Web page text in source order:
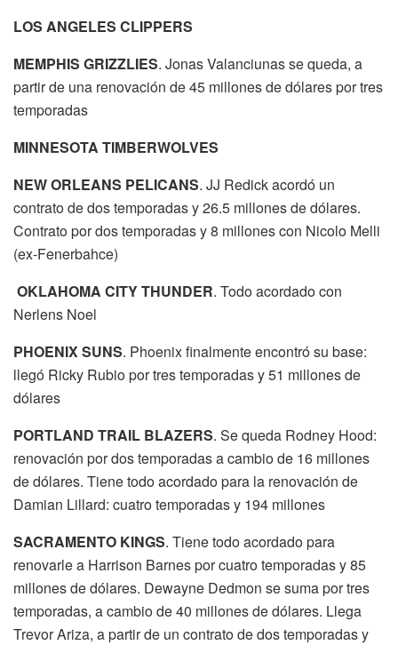
LOS ANGELES CLIPPERS
MEMPHIS GRIZZLIES. Jonas Valanciunas se queda, a
partir de una renovación de 45 millones de dólares por tres
temporadas
MINNESOTA TIMBERWOLVES
NEW ORLEANS PELICANS. JJ Redick acordó un
contrato de dos temporadas y 26.5 millones de dólares.
Contrato por dos temporadas y 8 millones con Nicolo Melli
(ex-Fenerbahce)
OKLAHOMA CITY THUNDER. Todo acordado con
Nerlens Noel
PHOENIX SUNS. Phoenix finalmente encontró su base:
llegó Ricky Rubio por tres temporadas y 51 millones de
dólares
PORTLAND TRAIL BLAZERS. Se queda Rodney Hood:
renovación por dos temporadas a cambio de 16 millones
de dólares. Tiene todo acordado para la renovación de
Damian Lillard: cuatro temporadas y 194 millones
SACRAMENTO KINGS. Tiene todo acordado para
renovarle a Harrison Barnes por cuatro temporadas y 85
millones de dólares. Dewayne Dedmon se suma por tres
temporadas, a cambio de 40 millones de dólares. Llega
Trevor Ariza, a partir de un contrato de dos temporadas y